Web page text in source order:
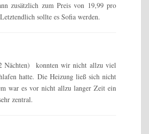
zusätzlich zum Preis von 19,99 pro
sollte es Sofia werden.
Nächten) konnten wir nicht allzu viel
hatte. Die Heizung ließ sich nicht
war es vor nicht allzu langer Zeit ein
zentral.